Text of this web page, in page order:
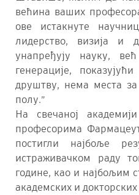
већина ваших
ове истакнуте
лидерство, визија и
унапређују науку,
генерације,
друштву, нема места
полу.”
На свечаној
професорима
постигли најбоље
истраживачком раду
године, као и најбољим
академских и докторских